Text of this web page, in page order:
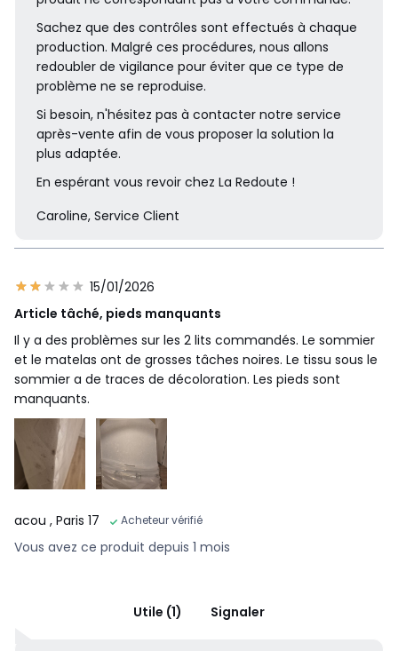
Sachez que des contrôles sont effectués à chaque
production. Malgré ces procédures, nous allons
redoubler de vigilance pour éviter que ce type de
problème ne se reproduise.
Si besoin, n'hésitez pas à contacter notre service
après-vente afin de vous proposer la solution la
plus adaptée.
En espérant vous revoir chez La Redoute !
Caroline, Service Client
15/01/2026
Article tâché, pieds manquants
Il y a des problèmes sur les 2 lits commandés. Le sommier
et le matelas ont de grosses tâches noires. Le tissu sous le
sommier a de traces de décoloration. Les pieds sont
manquants.
acou , Paris 17 Acheteur vérifié
Vous avez ce produit depuis 1 mois
Utile (1) Signaler